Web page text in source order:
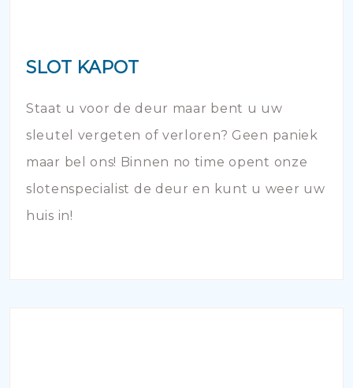
SLOT KAPOT
Staat u voor de deur maar bent u uw
sleutel vergeten of verloren? Geen paniek
maar bel ons! Binnen no time opent onze
slotenspecialist de deur en kunt u weer uw
huis in!